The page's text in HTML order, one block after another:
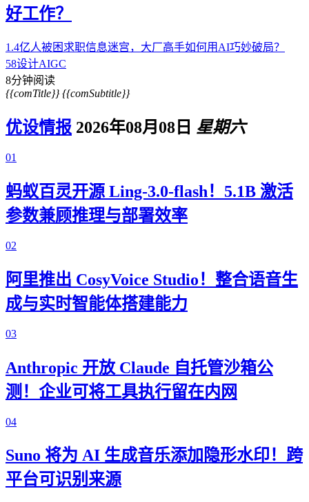
好工作？
1.4亿人被困求职信息迷宫，大厂高手如何用AI巧妙破局？
58设计AIGC
8分钟阅读
{{comTitle}} {{comSubtitle}}
优设情报 2026年08月08日 星期六
01
蚂蚁百灵开源 Ling-3.0-flash！5.1B 激活
参数兼顾推理与部署效率
02
阿里推出 CosyVoice Studio！整合语音生
成与实时智能体搭建能力
03
Anthropic 开放 Claude 自托管沙箱公
测！企业可将工具执行留在内网
04
Suno 将为 AI 生成音乐添加隐形水印！跨
平台可识别来源